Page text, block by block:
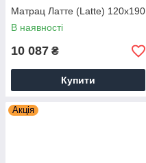
Матрац Латте (Latte) 120х190
В наявності
10 087 ₴
Купити
Акція